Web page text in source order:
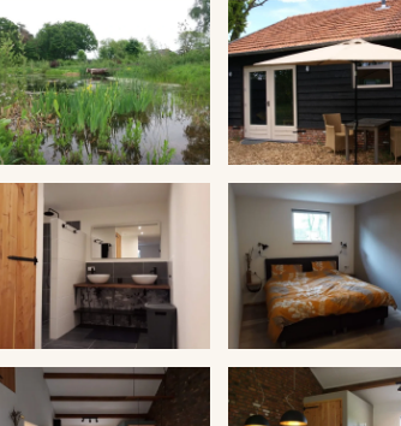
VERGROTEN VERGROTEN
VERGROTEN VERGROTEN